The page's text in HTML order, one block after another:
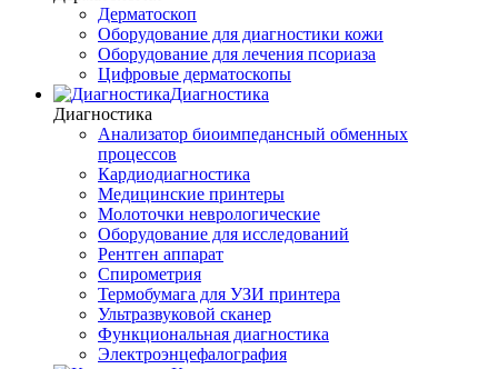
Дерматоскоп
Оборудование для диагностики кожи
Оборудование для лечения псориаза
Цифровые дерматоскопы
Диагностика
Диагностика
Анализатор биоимпедансный обменных
процессов
Кардиодиагностика
Медицинские принтеры
Молоточки неврологические
Оборудование для исследований
Рентген аппарат
Спирометрия
Термобумага для УЗИ принтера
Ультразвуковой сканер
Функциональная диагностика
Электроэнцефалография